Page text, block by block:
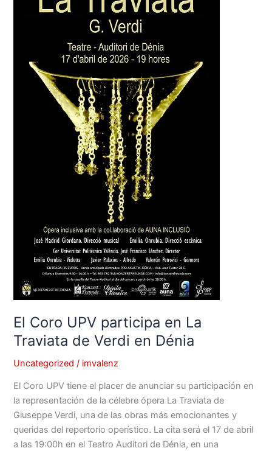
El Coro UPV participa en La
Traviata de Verdi en Dénia
Uncategorized / imvalenz
El Coro UPV tiene el placer de anunciar su participación en
la representación de la célebre ópera La Traviata de
Giuseppe Verdi, una de las obras más emocionantes y
queridas del repertorio operístico. La cita será el 17 de abril
a las 19:00h en el Teatro Auditori de Dénia, en una
Traviata